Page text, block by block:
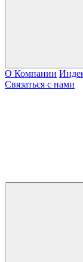
О Компании
Связаться с нами